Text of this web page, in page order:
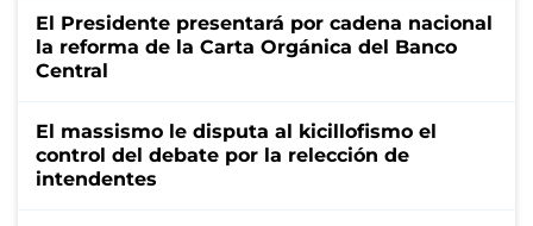
El Presidente presentará por cadena nacional
la reforma de la Carta Orgánica del Banco
Central
El massismo le disputa al kicillofismo el
control del debate por la relección de
intendentes